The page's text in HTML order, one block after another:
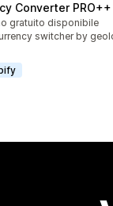
Converter PRO++
gratuito disponibile
switcher by